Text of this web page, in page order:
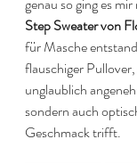
Step Sweater von
für Masche
flauschiger
unglaublich
sondern auch
Geschmack trifft.